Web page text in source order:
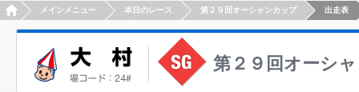
HOMEメインメニュー 本日のレース 第２９回オーシャンカップ 出走表
第２９回オーシ